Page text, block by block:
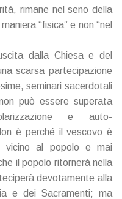
rimane nel seno della
“fisica” e non “nel
dalla Chiesa e del
scarsa partecipazione
seminari sacerdotali
può essere superata
e auto-
è perché il vescovo è
vicino al popolo e mai
il popolo ritornerà nella
devotamente alla
e dei Sacramenti; ma